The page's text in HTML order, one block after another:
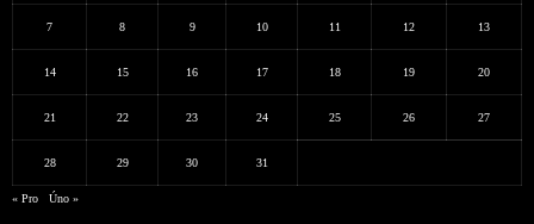
7 8 9 10 11 12 13
14 15 16 17 18 19 20
21 22 23 24 25 26 27
28 29 30 31
« Pro Úno »